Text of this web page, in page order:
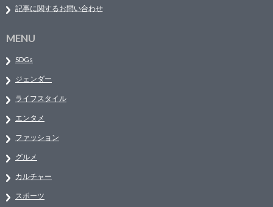
記事に関するお問い合わせ
MENU
SDGs
ジェンダー
ライフスタイル
エンタメ
ファッション
グルメ
カルチャー
スポーツ